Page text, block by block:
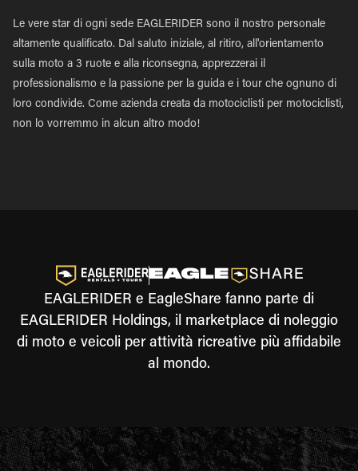
Le vere star di ogni sede EAGLERIDER sono il nostro personale
altamente qualificato. Dal saluto iniziale, al ritiro, all'orientamento
sulla moto a 3 ruote e alla riconsegna, apprezzerai il
professionalismo e la passione per la guida e i tour che ognuno di
loro condivide. Come azienda creata da motociclisti per motociclisti,
non lo vorremmo in alcun altro modo!
EAGLERIDER e EagleShare fanno parte di
EAGLERIDER Holdings, il marketplace di noleggio
di moto e veicoli per attività ricreative più affidabile
al mondo.